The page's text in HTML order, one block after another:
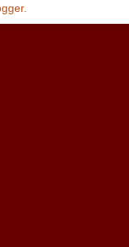
.